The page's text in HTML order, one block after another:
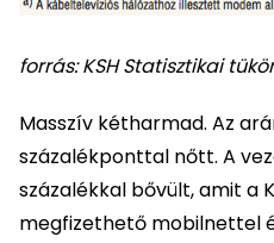
forrás: KSH Statisztikai
Masszív kétharmad. Az
százalékponttal nőtt. A
százalékkal bővült, amit a
megfizethető mobilnettel